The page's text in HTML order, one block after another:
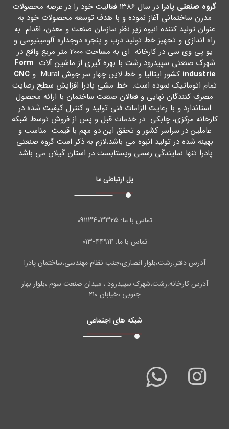
گروه صنعتی پادرا
در سال ۱۳۸۶ فعالیت خود را در عرصه محصولات
مدرن ساختمانی آغاز نموده و با هدف توسعه محصولات خود به
عنوان تولید کننده انبوه زیر نظر سازمان صنعت و معدن، اقدام به
راه اندازي و تجهیز خط تولید درب و پنجره دوجداره آلومینیومی و
یو پی وي سی در کارخانه اي به مساحت ۲۰۰۰ متر مربع واقع در
شهرك صنعتی سپیدرود رشت با بهره گیري از ماشین آلات Form
industrie کشور ایتالیا و خط لاین چهار سر جوش Mural و
CNC
تمام اتوماتیک نموده است. خط مشی پادرا افزایش سطح رضایت
مصرف کنندگان نهایی و فعالان صنعت ساختمان با ارائه محصول
استاندارد و با رعایت الزامات فنی تولید و کنترل کیفیت شده در
کارخانه مرکزي، چابکی در خدمات قبل و پس از فروش توسط شبکه
عاملین در سراسر کشور و تحقق این دو مهم با قیمت مناسب و
بهینه شده در تولید انبوه می باشد،لازم به ذکر است گروه صنعتی
پادرا تنها نمایندگی رسمی ویستابست در استان گیلان می باشد.
پل ارتباطی ما
تماس با ما:۰۹۱۱۳۴۰۳۳۲۵
تماس با ما: ۴۴۹۱۴-۰۱۳
آدرس دفتر:رشت،بلوار انصاری،جنب نظام مهندسی،ساختمان پادرا
آدرس کارخانه:رشت،شهرک سپیدرود ، میدان صنعت سوم ،بلوار بهار
جنوبی ،خیابان ۲۱۰
شبکه های اجتماعی